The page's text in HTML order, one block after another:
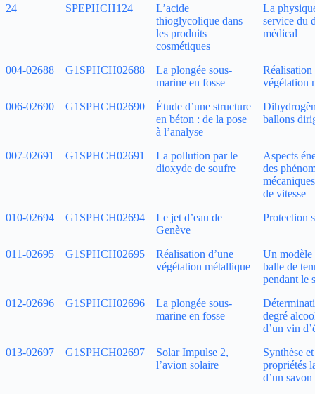
24 SPEPHCH124
L’acide
thioglycolique dans
les produits
cosmétiques
La
service du
médical
004‑02688 G1SPHCH02688
La plongée sous-
marine en fosse
Réalisation
végétation
006‑02690
G1SPHCH02690
Étude d’une structure
en béton : de la pose
à l’analyse
ballons
007‑02691 G1SPHCH02691
La pollution par le
dioxyde de soufre
Aspects
des
de vitesse
010‑02694
G1SPHCH02694
Le jet d’eau de
Genève
Protection
011‑02695 G1SPHCH02695
Réalisation d’une
végétation métallique
Un modèle
balle de
pendant le
012‑02696
G1SPHCH02696
La plongée sous-
marine en fosse
degré
d’un vin
013‑02697
G1SPHCH02697
Solar Impulse 2,
l’avion solaire
Synthèse et
propriétés
d’un savon